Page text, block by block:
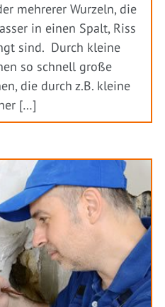
mehrerer Wurzeln, die
in einen Spalt, Riss
sind. Durch kleine
so schnell große
die durch z.B. kleine
[…]